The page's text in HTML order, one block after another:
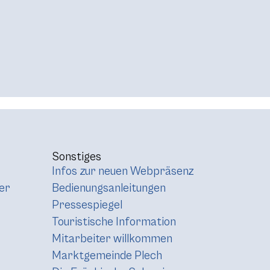
Sonstiges
Infos zur neuen Webpräsenz
Bedienungsanleitungen
Pressespiegel
Touristische Information
Mitarbeiter willkommen
Marktgemeinde Plech